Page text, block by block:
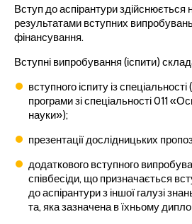
Вступ до аспірантури здійснюється
результатами вступних
фінансування.
Вступні випробування (іспити)
вступного іспиту із спеціальності
програми зі спеціальності 011
науки»);
презентації дослідницьких
додаткового вступного
співбесіди, що призначається
до аспірантури з іншої галузі
та, яка зазначена в їхньому